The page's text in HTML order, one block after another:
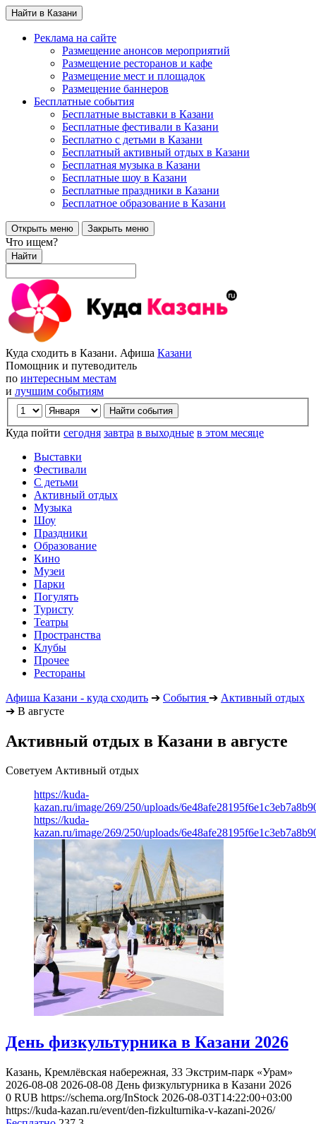
Найти в Казани
Реклама на сайте
Размещение анонсов мероприятий
Размещение ресторанов и кафе
Размещение мест и площадок
Размещение баннеров
Бесплатные события
Бесплатные выставки в Казани
Бесплатные фестивали в Казани
Бесплатно с детьми в Казани
Бесплатный активный отдых в Казани
Бесплатная музыка в Казани
Бесплатные шоу в Казани
Бесплатные праздники в Казани
Бесплатное образование в Казани
Открыть меню Закрыть меню
Что ищем?
Найти
Куда сходить в Казани. Афиша Казани
Помощник и путеводитель
по интересным местам
и лучшим событиям
Куда пойти сегодня завтра в выходные в этом месяце
Выставки
Фестивали
С детьми
Активный отдых
Музыка
Шоу
Праздники
Образование
Кино
Музеи
Парки
Погулять
Туристу
Театры
Пространства
Клубы
Прочее
Рестораны
Афиша Казани - куда сходить ➔ События ➔ Активный отдых
➔ В августе
Активный отдых в Казани в августе
Советуем Активный отдых
https://kuda-
kazan.ru/image/269/250/uploads/
https://kuda-
kazan.ru/image/269/250/uploads/
День физкультурника в Казани 2026
Казань, Кремлёвская набережная, 33 Экстрим-парк «Урам»
2026-08-08 2026-08-08 День физкультурника в Казани 2026
0 RUB https://schema.org/InStock 2026-08-03T14:22:00+03:00
https://kuda-kazan.ru/event/den-fizkulturnika-v-kazani-2026/